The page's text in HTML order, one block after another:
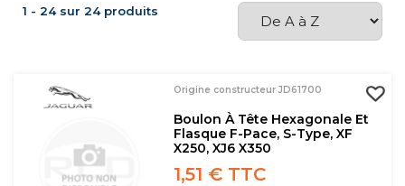
1 - 24 sur 24 produits
Origine constructeur JD61700
Boulon À Tête Hexagonale Et
Flasque F-Pace, S-Type, XF
X250, XJ6 X350
1,51 € TTC